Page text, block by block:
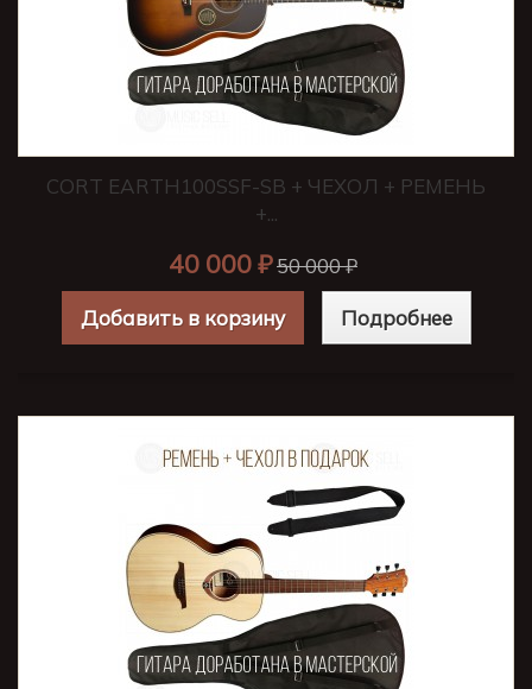
CORT EARTH100SSF-SB + ЧЕХОЛ + РЕМЕНЬ
+...
40 000 ₽50 000 ₽
Добавить в корзину Подробнее